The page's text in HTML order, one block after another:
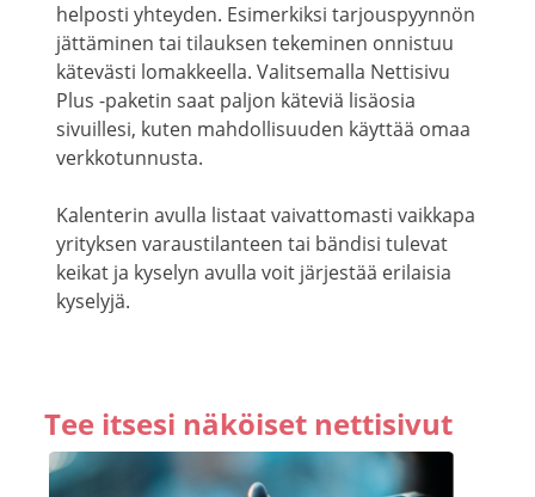
helposti yhteyden. Esimerkiksi tarjouspyynnön
jättäminen tai tilauksen tekeminen onnistuu
kätevästi lomakkeella. Valitsemalla Nettisivu
Plus -paketin saat paljon käteviä lisäosia
sivuillesi, kuten mahdollisuuden käyttää omaa
verkkotunnusta.
Kalenterin avulla listaat vaivattomasti vaikkapa
yrityksen varaustilanteen tai bändisi tulevat
keikat ja kyselyn avulla voit järjestää erilaisia
kyselyjä.
Tee itsesi näköiset nettisivut